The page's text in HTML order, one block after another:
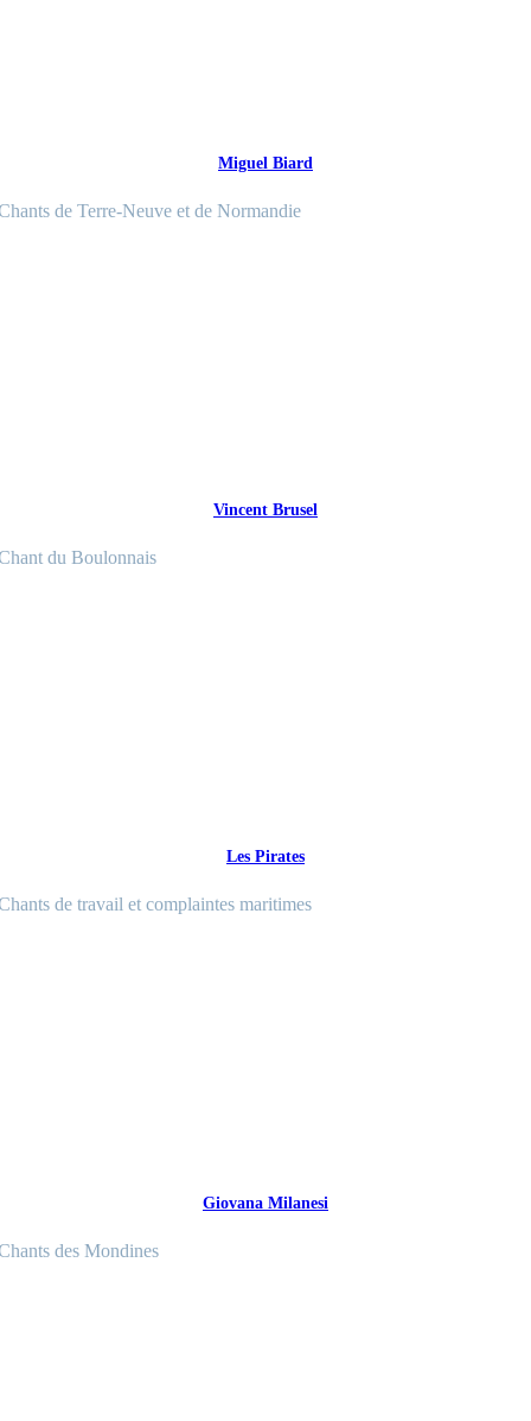
Miguel Biard
de Terre-Neuve et de Normandie
Vincent Brusel
du Boulonnais
Les Pirates
de travail et complaintes maritimes
Giovana Milanesi
des Mondines